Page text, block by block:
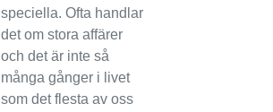
speciella. Ofta handlar
det om stora affärer
och det är inte så
många gånger i livet
som det flesta av oss